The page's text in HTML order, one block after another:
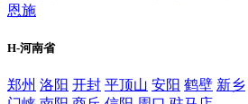
恩施
H-河南省
郑州 洛阳 开封 平顶山 安阳 鹤壁 新乡